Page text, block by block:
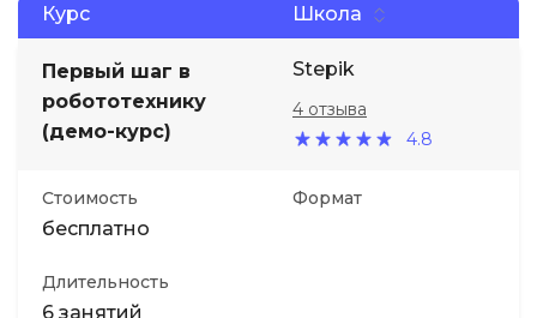
Курс Школа
Первый шаг в
робототехнику
(демо-курс)
Stepik
4.8
4 отзыва
Стоимость
бесплатно
Формат
Длительность
6 занятий